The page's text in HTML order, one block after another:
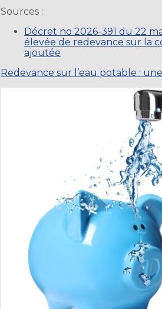
Sources :
Décret no 2026-391 du 22
élevée de redevance sur la
ajoutée
Redevance sur l’eau potable :